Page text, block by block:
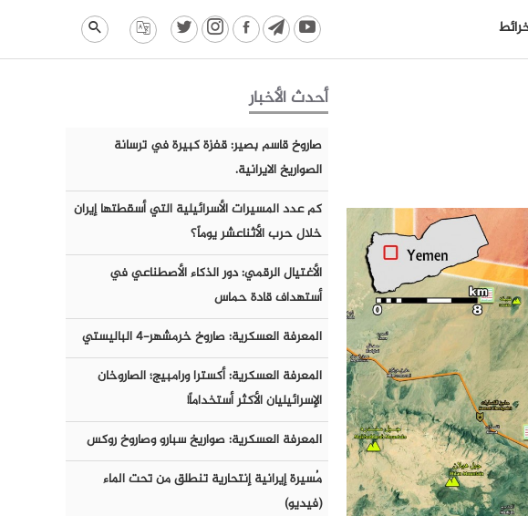
أحدث الأخبار
صاروخ قاسم بصير: قفزة كبيرة في ترسانة
الصواريخ الايرانية.
كم عدد المسيرات الأسرائيلية التي أسقطتها إيران
خلال حرب الأثناعشر يوماً؟
الأغتيال الرقمي: دور الذكاء الأصطناعي في
أستهداف قادة حماس
المعرفة العسكرية: صاروخ خرمشهر-٤ الباليستي
المعرفة العسكرية: أكسترا ورامبيج؛ الصاروخان
الإسرائيليان الأكثر أستخداماً!
المعرفة العسكرية: صواريخ سبارو وصاروخ روكس
مُسيرة إيرانية إنتحارية تنطلق من تحت الماء
(فيديو)